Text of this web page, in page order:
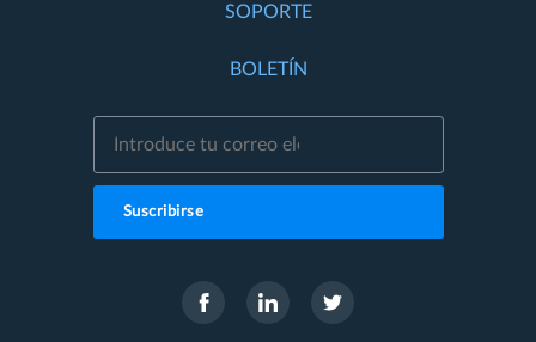
SOPORTE
BOLETÍN
Suscribirse